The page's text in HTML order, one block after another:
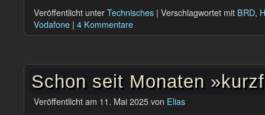
Veröffentlicht unterTechnisches | Verschlagwortet mit BRD,
Vodafone | 4 Kommentare
Schon seit Monaten
Veröffentlicht am 11. Mai 2025von Elias